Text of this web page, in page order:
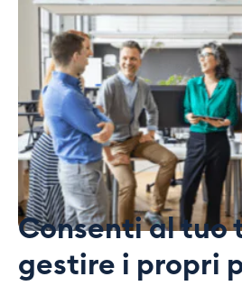
Consenti al tuo
gestire i propri